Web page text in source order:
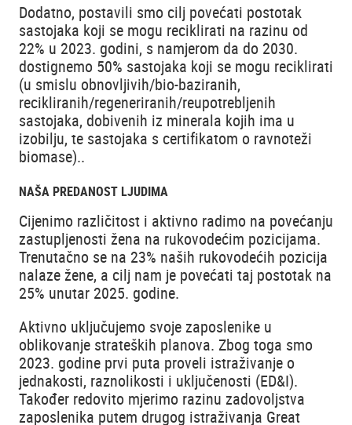
Dodatno, postavili smo cilj povećati postotak
sastojaka koji se mogu reciklirati na razinu od
22% u 2023. godini, s namjerom da do 2030.
dostignemo 50% sastojaka koji se mogu reciklirati
(u smislu obnovljivih/bio-baziranih,
recikliranih/regeneriranih/reupotrebljenih
sastojaka, dobivenih iz minerala kojih ima u
izobilju, te sastojaka s certifikatom o ravnoteži
biomase)..
NAŠA PREDANOST LJUDIMA
Cijenimo različitost i aktivno radimo na povećanju
zastupljenosti žena na rukovodećim pozicijama.
Trenutačno se na 23% naših rukovodećih pozicija
nalaze žene, a cilj nam je povećati taj postotak na
25% unutar 2025. godine.
Aktivno uključujemo svoje zaposlenike u
oblikovanje strateških planova. Zbog toga smo
2023. godine prvi puta proveli istraživanje o
jednakosti, raznolikosti i uključenosti (ED&I).
Također redovito mjerimo razinu zadovoljstva
zaposlenika putem drugog istraživanja Great